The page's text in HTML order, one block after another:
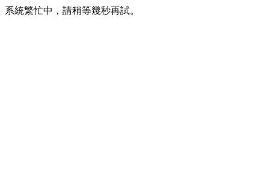
系統繁忙中，請稍等幾秒再試。